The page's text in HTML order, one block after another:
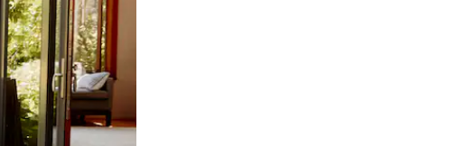
et en faisant glisser.